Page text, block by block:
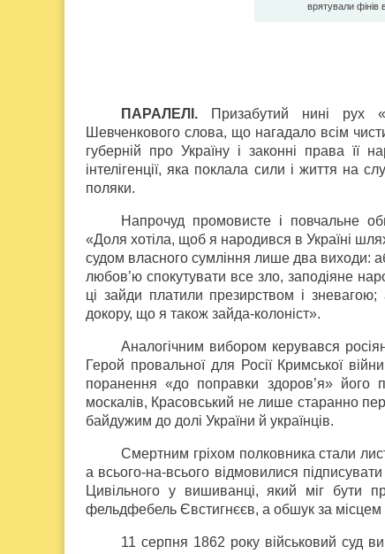
врятували фінів
ПАРАЛЕЛІ. Призабутий нині рух
Шевченкового слова, що нагадало всім
губерній про Україну і законні права її
інтелігенції, яка поклала сили і життя на
поляки.
Напрочуд промовисте і повчальне
«Доля хотіла, щоб я народився в Україні
судом власного сумління лише два виходи:
любов’ю спокутувати все зло, заподіяне
ці зайди платили презирством і
докору, що я також зайда-колоніст».
Аналогічним вибором керувався
Герой провальної для Росії Кримської
поранення «до поправки здоров’я» його
москалів, Красовський не лише старанно
байдужим до долі України й українців.
Смертним гріхом полковника стали
а всього-на-всього відмовилися
Цивільного у вишиванці, який міг бути
фельдфебель Євстигнєєв, а обшук за місцем
11 серпня 1862 року військовий суд